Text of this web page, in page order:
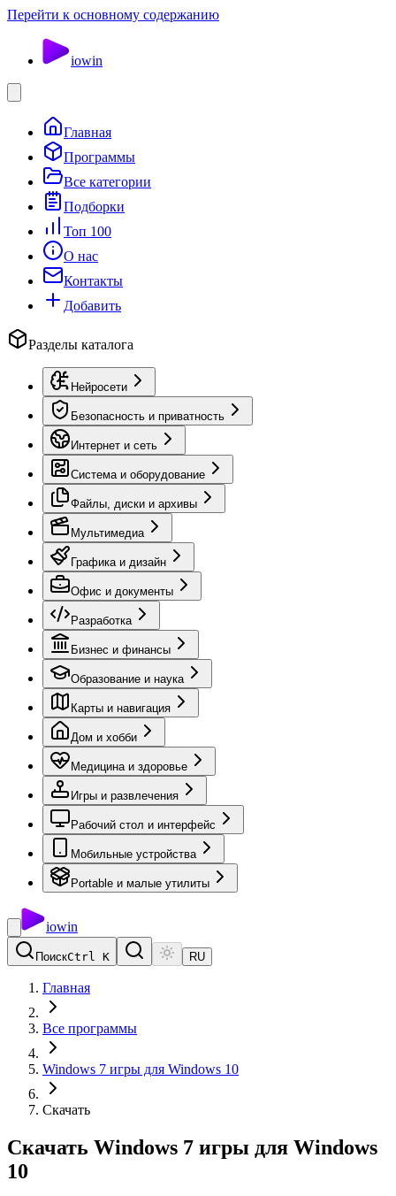
Перейти к основному содержанию
iowin
Главная
Программы
Все категории
Подборки
Топ 100
О нас
Контакты
Добавить
Разделы каталога
Нейросети
Безопасность и приватность
Интернет и сеть
Система и оборудование
Файлы, диски и архивы
Мультимедиа
Графика и дизайн
Офис и документы
Разработка
Бизнес и финансы
Образование и наука
Карты и навигация
Дом и хобби
Медицина и здоровье
Игры и развлечения
Рабочий стол и интерфейс
Мобильные устройства
Portable и малые утилиты
iowin
ПоискCtrl K RU
Главная
Все программы
Windows 7 игры для Windows 10
Скачать
Скачать Windows 7 игры для Windows
10